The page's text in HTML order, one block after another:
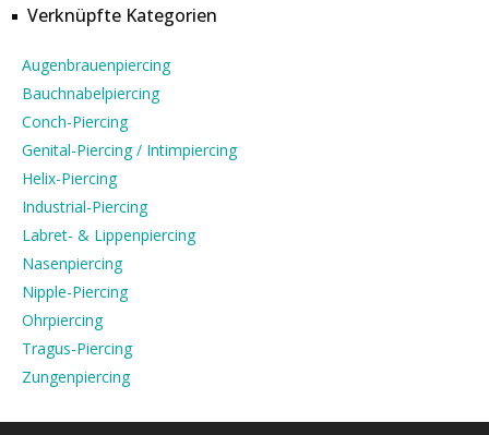
Verknüpfte Kategorien
Augenbrauenpiercing
Bauchnabelpiercing
Conch-Piercing
Genital-Piercing / Intimpiercing
Helix-Piercing
Industrial-Piercing
Labret- & Lippenpiercing
Nasenpiercing
Nipple-Piercing
Ohrpiercing
Tragus-Piercing
Zungenpiercing